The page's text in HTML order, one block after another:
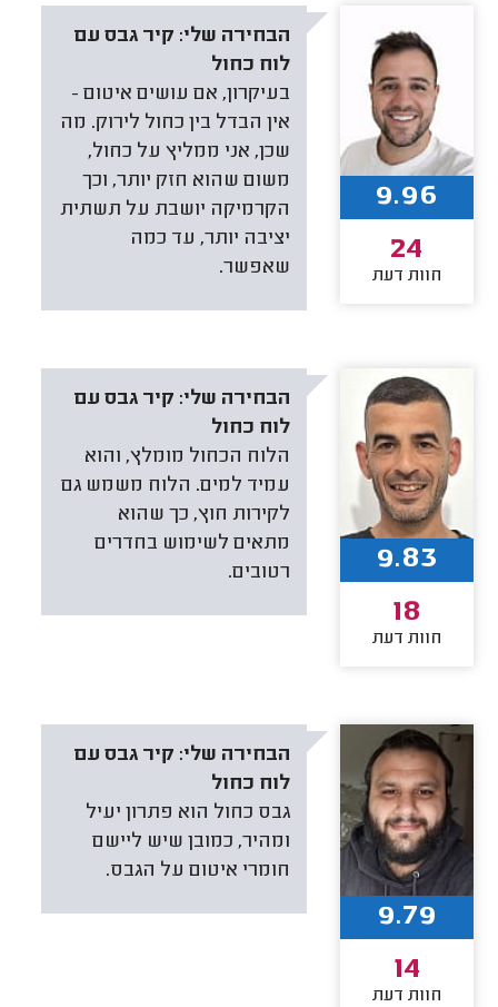
הבחירה שלי: קיר גבס עם
לוח כחול
בעיקרון, אם עושים איטום -
אין הבדל בין כחול לירוק. מה
שכן, אני ממליץ על כחול,
משום שהוא חזק יותר, וכך
הקרמיקה יושבת על תשתית
יציבה יותר, עד כמה
שאפשר.
9.96
24
חוות דעת
הבחירה שלי: קיר גבס עם
לוח כחול
הלוח הכחול מומלץ, והוא
עמיד למים. הלוח משמש גם
לקירות חוץ, כך שהוא
מתאים לשימוש בחדרים
רטובים.
9.83
18
חוות דעת
הבחירה שלי: קיר גבס עם
לוח כחול
גבס כחול הוא פתרון יעיל
ומהיר, כמובן שיש ליישם
חומרי איטום על הגבס.
9.79
14
חוות דעת